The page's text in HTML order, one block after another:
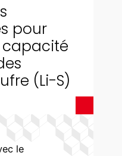
pour
(Li-S)
le